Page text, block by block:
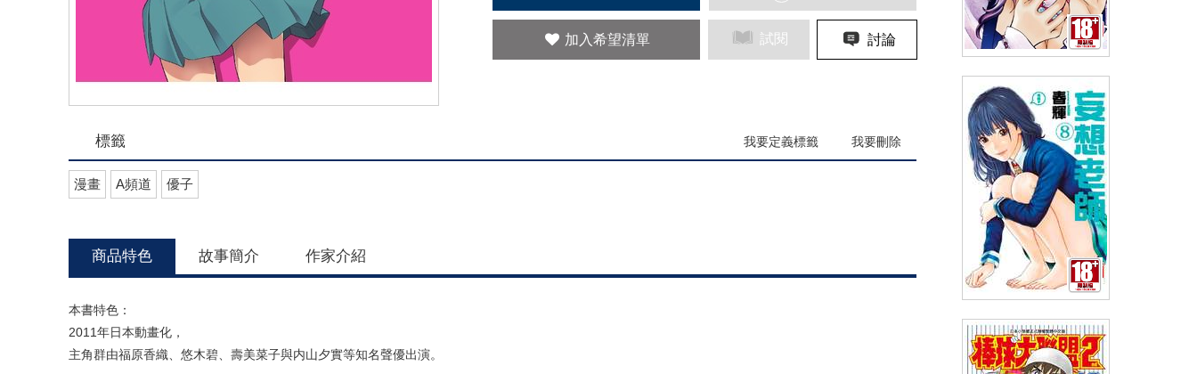
加入希望清單 試閱 討論
標籤 我要定義標籤 我要刪除
漫畫 A頻道 優子
商品特色 故事簡介 作家介紹
本書特色：
2011年日本動畫化，
主角群由福原香織、悠木碧、壽美菜子與内山夕實等知名聲優出演。
報復性愛(02)
NT$140 90折 NT$126 (USD4.18)
妄想老師(08)
NT$130 90折 NT$117 (USD3.88)